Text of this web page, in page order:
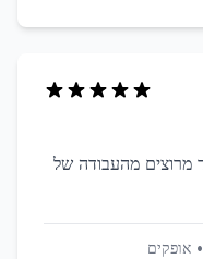
מרוצים מהעבודה של
• אופקים